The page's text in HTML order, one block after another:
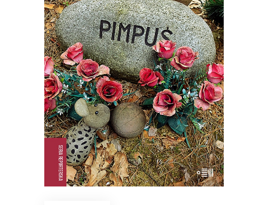
E-BOOK DO KOSZYKA
TO BYŁ TYLKO PIES
PREMIERA: 22 PAŹDZIERNIKA 2025
54.99zł 35.74zł
KSIĄŻKA DO KOSZYKA